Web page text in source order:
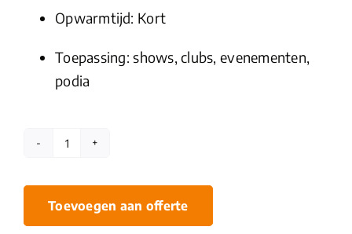
Opwarmtijd: Kort
Toepassing: shows, clubs, evenementen,
podia
ADJ
Fury
Jett
Toevoegen aan offerte